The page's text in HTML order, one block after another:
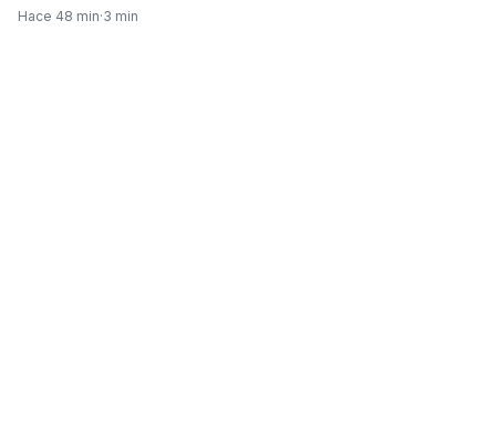
Hace 48 min·3 min